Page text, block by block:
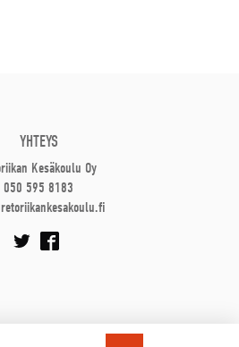
YHTEYS
Kesäkoulu Oy
050 595 8183